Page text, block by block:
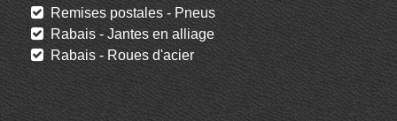
Remises postales - Pneus
Rabais - Jantes en alliage
Rabais - Roues d'acier